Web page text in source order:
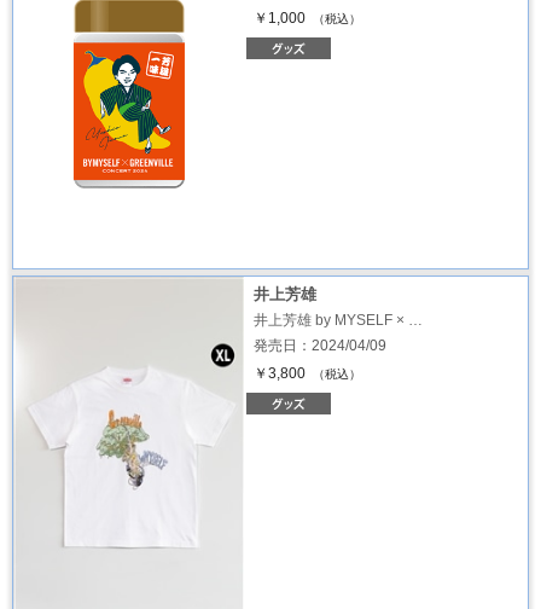
￥1,000
（税込）
井上芳雄
井上芳雄 by MYSELF × …
発売日：2024/04/09
￥3,800
（税込）